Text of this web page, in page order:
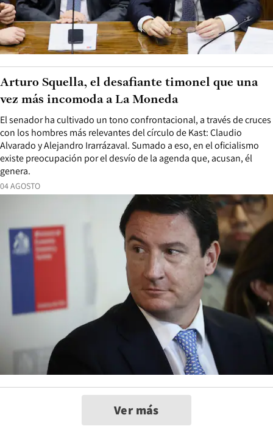
04 AGOSTO
El senador ha cultivado un tono confrontacional, a través de cruces
con los hombres más relevantes del círculo de Kast: Claudio
Alvarado y Alejandro Irarrázaval. Sumado a eso, en el oficialismo
existe preocupación por el desvío de la agenda que, acusan, él
genera.
Arturo Squella, el desafiante timonel que una
vez más incomoda a La Moneda
Ver más